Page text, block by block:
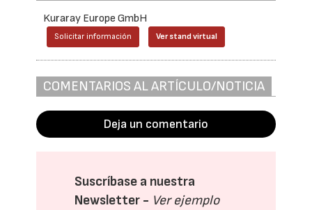
Kuraray Europe GmbH
Solicitar información Ver stand virtual
COMENTARIOS AL ARTÍCULO/NOTICIA
Deja un comentario
Suscríbase a nuestra
Newsletter - Ver ejemplo